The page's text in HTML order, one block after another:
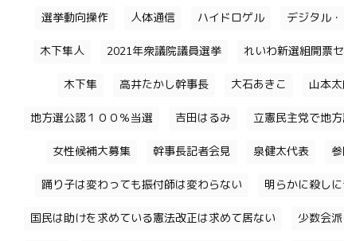
選挙動向操作 人体通信 ハイドロゲル デジタル
木下隼人 2021年衆議院議員選挙 れいわ新選組開票
木下隼 高井たかし幹事長 大石あきこ 山本
地方選公認１００％当選 吉田はるみ 立憲民主党で地
女性候補大募集 幹事長記者会見 泉健太代表
踊り子は変わっても振付師は変わらない 明らかに殺し
国民は助けを求めている憲法改正は求めて居ない 少数会